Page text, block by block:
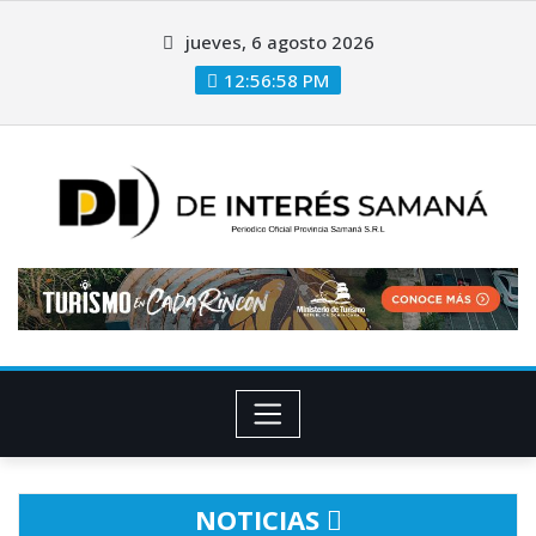
jueves, 6 agosto 2026
12:56:59 PM
NOTICIAS